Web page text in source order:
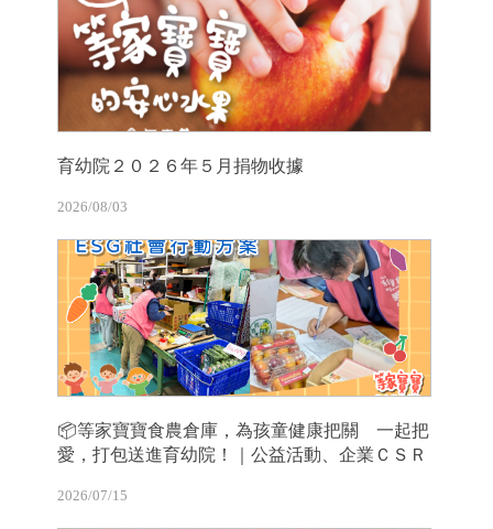
育幼院２０２６年５月捐物收據
2026/08/03
📦等家寶寶食農倉庫，為孩童健康把關 一起把
愛，打包送進育幼院！｜公益活動、企業ＣＳＲ
2026/07/15